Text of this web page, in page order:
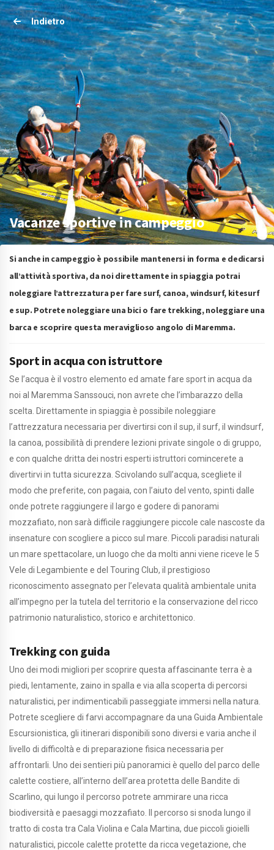
Indietro
Vacanze sportive in campeggio
Si anche in campeggio è possibile mantenersi in forma e dedicarsi
all’attività sportiva, da noi direttamente in spiaggia potrai
noleggiare l’attrezzatura per fare surf, canoa, windsurf, kitesurf
e sup. Potrete noleggiare una bici o fare trekking, noleggiare una
barca e scoprire questa meraviglioso angolo di Maremma.
Sport in acqua con istruttore
Se l’acqua è il vostro elemento ed amate fare sport in acqua da
noi al Maremma Sanssouci, non avrete che l’imbarazzo della
scelta. Direttamente in spiaggia è possibile noleggiare
l’attrezzatura necessaria per divertirsi con il sup, il surf, il windsurf,
la canoa, possibilità di prendere lezioni private singole o di gruppo,
e con qualche dritta dei nostri esperti istruttori comincerete a
divertirvi in tutta sicurezza. Scivolando sull’acqua, scegliete il
modo che preferite, con pagaia, con l’aiuto del vento, spinti dalle
onde potrete raggiungere il largo e godere di panorami
mozzafiato, non sarà difficile raggiungere piccole cale nascoste da
insenature con scogliere a picco sul mare. Piccoli paradisi naturali
un mare spettacolare, un luogo che da molti anni viene riceve le 5
Vele di Legambiente e del Touring Club, il prestigioso
riconoscimento assegnato per l’elevata qualità ambientale unita
all’impegno per la tutela del territorio e la conservazione del ricco
patrimonio naturalistico, storico e architettonico.
Trekking con guida
Uno dei modi migliori per scoprire questa affascinante terra è a
piedi, lentamente, zaino in spalla e via alla scoperta di percorsi
naturalistici, per indimenticabili passeggiate immersi nella natura.
Potrete scegliere di farvi accompagnare da una Guida Ambientale
Escursionistica, gli itinerari disponibili sono diversi e varia anche il
livello di difficoltà e di preparazione fisica necessaria per
affrontarli. Uno dei sentieri più panoramici è quello del parco delle
calette costiere, all’interno dell’area protetta delle Bandite di
Scarlino, qui lungo il percorso potrete ammirare una ricca
biodiversità e paesaggi mozzafiato. Il percorso si snoda lungo il
tratto di costa tra Cala Violina e Cala Martina, due piccoli gioielli
naturalistici, piccole calette protette da ricca vegetazione, che